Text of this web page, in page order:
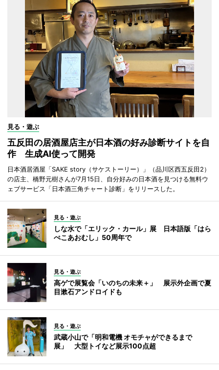
見る・遊ぶ
五反田の居酒屋店主が日本酒の好み診断サイトを自
作 生成AI使って開発
日本酒居酒屋「SAKE story（サケストーリー）」（品川区西五反田2）
の店主、橋野元樹さんが7月15日、自分好みの日本酒を見つける無料ウ
ェブサービス「日本酒三角チャート診断」をリリースした。
見る・遊ぶ
しな水で「エリック・カール」展 日本語版「はら
ぺこあおむし」50周年で
見る・遊ぶ
高ゲで展覧会「いのちの未来＋」 展示外企画で夏
目漱石アンドロイドも
見る・遊ぶ
武蔵小山で「明和電機 オモチャができるまで
展」 大型トイなど展示100点超